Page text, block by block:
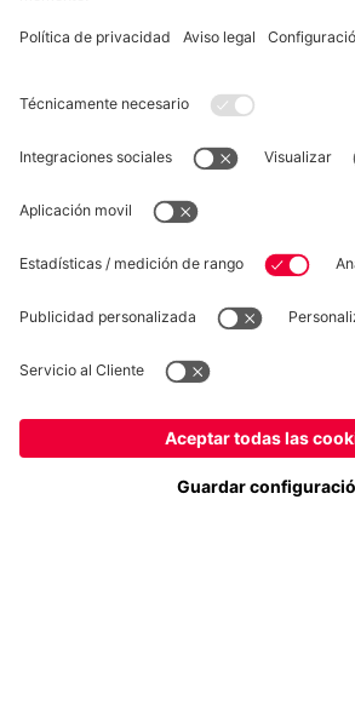
Privacidad
Configuración de las
*Los precios incluyen el IVA y los
© FC Bayern München
FC Bayern München AG, Säbener Str. 51-
Españapara entregar
Globalpara entregar